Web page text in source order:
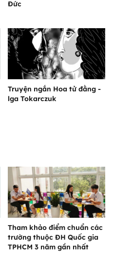
Đức
Truyện ngắn Hoa tử đằng -
lga Tokarczuk
Tham khảo điểm chuẩn các
trường thuộc ĐH Quốc gia
TPHCM 3 năm gần nhất